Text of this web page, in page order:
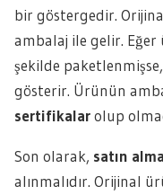
bir göstergedir.
ambalaj ile gelir.
şekilde
gösterir. Ürünün
sertifikalarolup
Son olarak, satın
alınmalıdır. Orijinal